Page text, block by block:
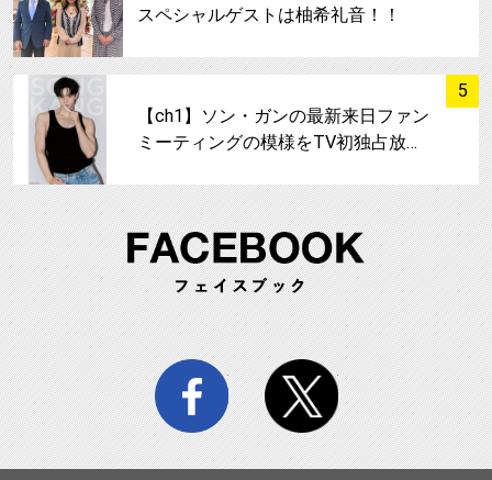
スペシャルゲストは柚希礼音！！
5
【ch1】ソン・ガンの最新来日ファン
ミーティングの模様をTV初独占放…
facebook twitter